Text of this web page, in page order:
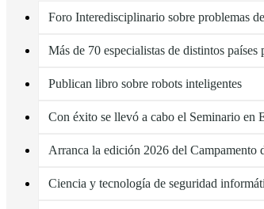
Foro Interedisciplinario sobre problemas
Más de 70 especialistas de distintos
Publican libro sobre robots inteligentes
Con éxito se llevó a cabo el Seminario en
Arranca la edición 2026 del Campamento
Ciencia y tecnología de seguridad